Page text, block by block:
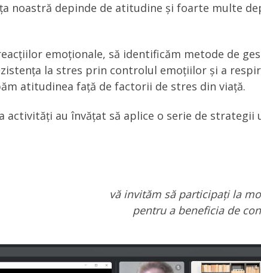
noastră depinde de atitudine și foarte multe
emoționale, să identificăm metode de
la stres prin controlul emoțiilor și a
atitudinea față de factorii de stres din viață.
au învățat să aplice o serie de strategii
vă invităm să participați la
pentru a beneficia de